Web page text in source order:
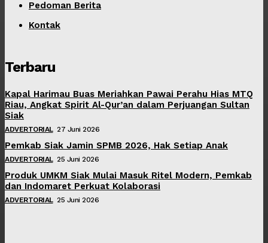
Pedoman Berita
Kontak
Terbaru
Kapal Harimau Buas Meriahkan Pawai Perahu Hias MTQ
Riau, Angkat Spirit Al-Qur’an dalam Perjuangan Sultan
Siak
ADVERTORIAL 27 Juni 2026
Pemkab Siak Jamin SPMB 2026, Hak Setiap Anak
ADVERTORIAL 25 Juni 2026
Produk UMKM Siak Mulai Masuk Ritel Modern, Pemkab
dan Indomaret Perkuat Kolaborasi
ADVERTORIAL 25 Juni 2026